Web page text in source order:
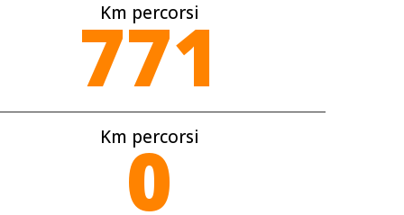
Km percorsi
771
Km percorsi
0